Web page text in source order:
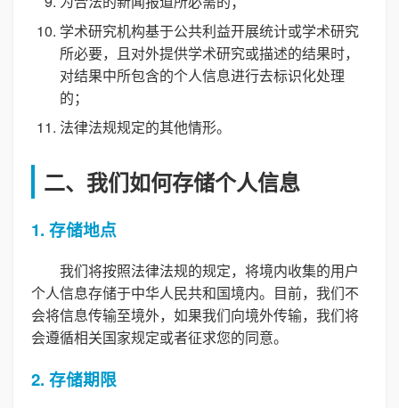
学术研究机构基于公共利益开展统计或学术研究
所必要，且对外提供学术研究或描述的结果时，
对结果中所包含的个人信息进行去标识化处理
的；
法律法规规定的其他情形。
二、我们如何存储个人信息
1. 存储地点
我们将按照法律法规的规定，将境内收集的用户
个人信息存储于中华人民共和国境内。目前，我们不
会将信息传输至境外，如果我们向境外传输，我们将
会遵循相关国家规定或者征求您的同意。
2. 存储期限